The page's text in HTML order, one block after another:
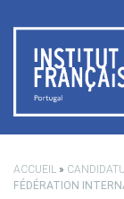
ACCUEIL »
FÉDÉRATION